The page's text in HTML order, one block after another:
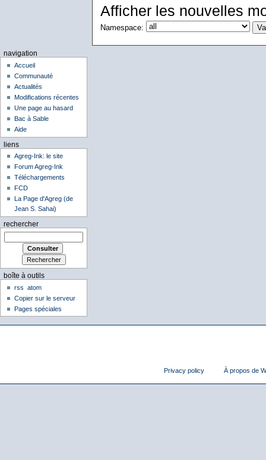
Afficher les nouvelles
Namespace:
navigation
Accueil
Communauté
Actualités
Modifications récentes
Une page au hasard
Bac à Sable
Aide
liens
Agreg-Ink: le site
Forum Agreg-Ink
Téléchargements
FCD
La Page d'Agreg (de
Jean S. Sahai)
rechercher
boîte à outils
rss
atom
Copier sur le serveur
Pages spéciales
Privacy policy À propos de